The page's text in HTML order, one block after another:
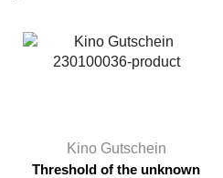
Kino Gutschein
Threshold of the unknown